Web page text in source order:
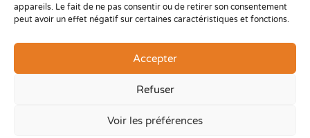
appareils. Le fait de ne pas consentir ou de retirer son consentement
peut avoir un effet négatif sur certaines caractéristiques et fonctions.
Accepter
Refuser
Voir les préférences
Siège wallon : Chaussée de Louvain 565b,
info@asmae.org • +32 2 742 03 01
Notre Politique de confidentialité